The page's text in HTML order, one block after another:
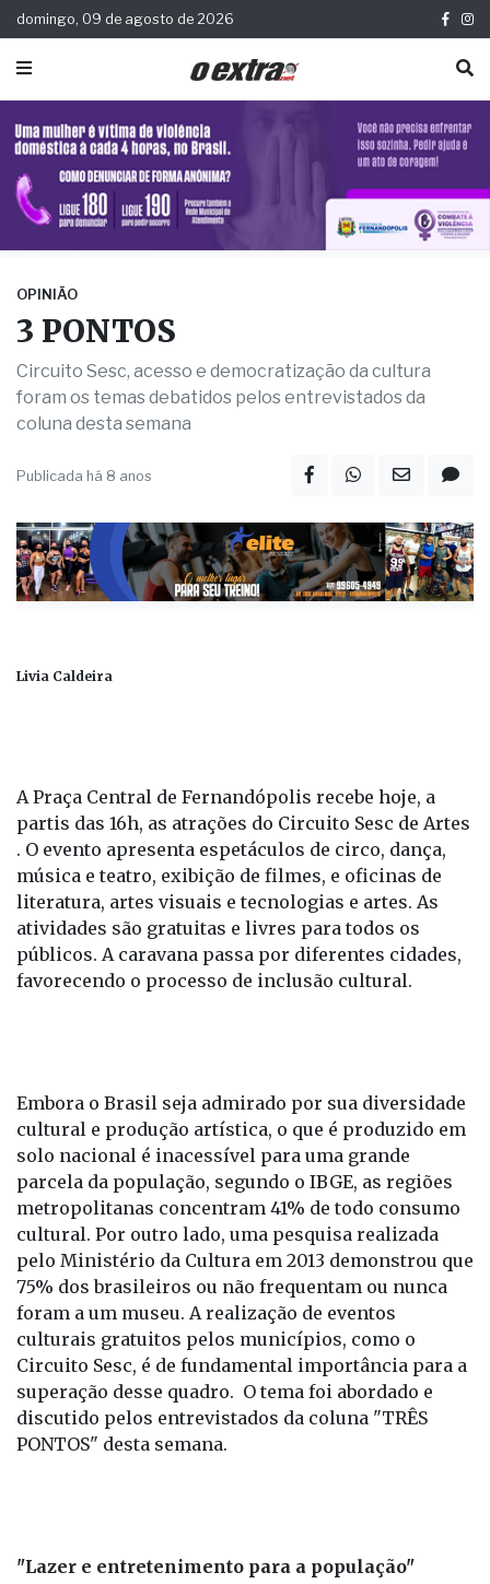
domingo, 09 de agosto de 2026
OPINIÃO
3 PONTOS
Circuito Sesc, acesso e democratização da cultura
foram os temas debatidos pelos entrevistados da
coluna desta semana
Publicada há 8 anos
Livia Caldeira
A Praça Central de Fernandópolis recebe hoje, a
partis das 16h, as atrações do Circuito Sesc de Artes
. O evento apresenta espetáculos de circo, dança,
música e teatro, exibição de filmes, e oficinas de
literatura, artes visuais e tecnologias e artes. As
atividades são gratuitas e livres para todos os
públicos. A caravana passa por diferentes cidades,
favorecendo o processo de inclusão cultural.
Embora o Brasil seja admirado por sua diversidade
cultural e produção artística, o que é produzido em
solo nacional é inacessível para uma grande
parcela da população, segundo o IBGE, as regiões
metropolitanas concentram 41% de todo consumo
cultural. Por outro lado, uma pesquisa realizada
pelo Ministério da Cultura em 2013 demonstrou que
75% dos brasileiros ou não frequentam ou nunca
foram a um museu. A realização de eventos
culturais gratuitos pelos municípios, como o
Circuito Sesc, é de fundamental importância para a
superação desse quadro. O tema foi abordado e
discutido pelos entrevistados da coluna "TRÊS
PONTOS" desta semana.
"Lazer e entretenimento para a população"